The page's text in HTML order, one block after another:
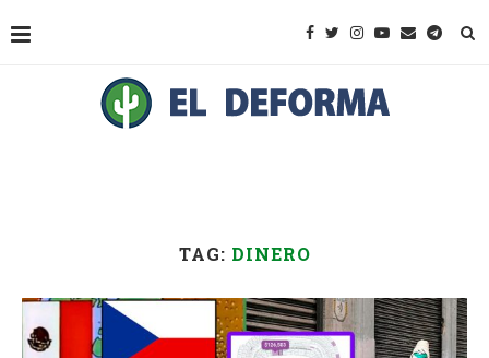
TAG: DINERO